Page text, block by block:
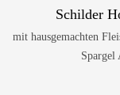
Schilder
mit hausgemachten
Spargel